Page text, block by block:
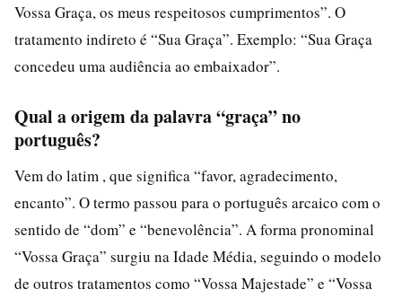
Vossa Graça, os meus respeitosos cumprimentos”. O
tratamento indireto é “Sua Graça”. Exemplo: “Sua Graça
concedeu uma audiência ao embaixador”.
Qual a origem da palavra “graça” no
português?
Vem do latim , que significa “favor, agradecimento,
encanto”. O termo passou para o português arcaico com o
sentido de “dom” e “benevolência”. A forma pronominal
“Vossa Graça” surgiu na Idade Média, seguindo o modelo
de outros tratamentos como “Vossa Majestade” e “Vossa